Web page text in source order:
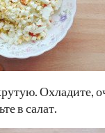
Охладите,
в салат.